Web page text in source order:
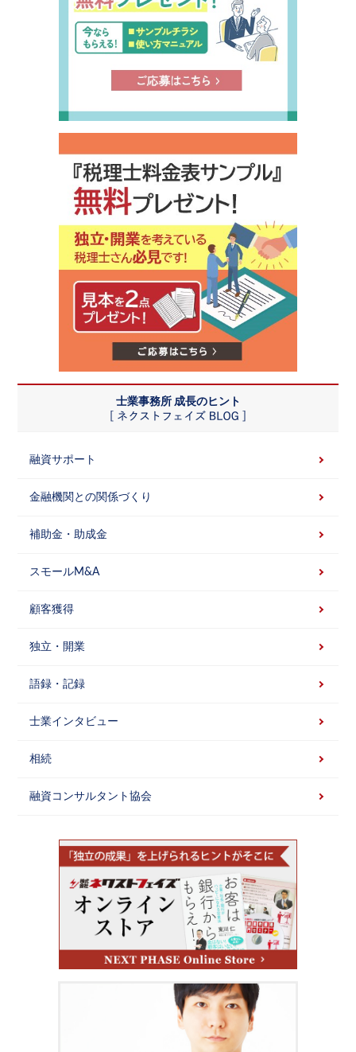
士業事務所 成長のヒント
融資サポート
金融機関との関係づくり
補助金・助成金
スモールM&A
顧客獲得
独立・開業
語録・記録
士業インタビュー
相続
融資コンサルタント協会